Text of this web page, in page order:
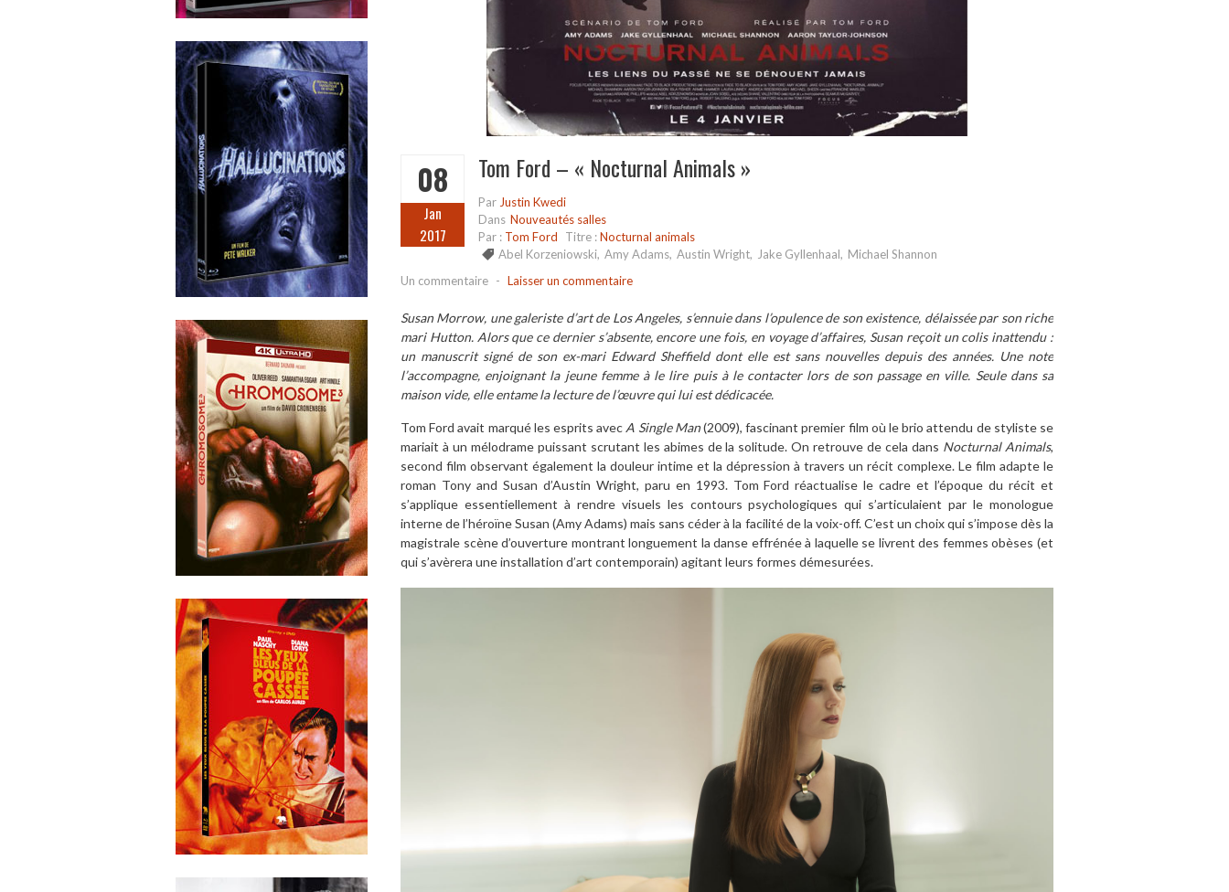
08
Jan
2017
Tom Ford – « Nocturnal Animals »
Par Justin Kwedi
Dans Nouveautés salles
Par : Tom Ford Titre :Nocturnal animals
Abel Korzeniowski, Amy Adams, Austin Wright, Jake Gyllenhaal, Michael Shannon
Un commentaire - Laisser un commentaire
Susan Morrow, une galeriste d’art de Los Angeles, s’ennuie dans l’opulence de son existence, délaissée par son riche
mari Hutton. Alors que ce dernier s’absente, encore une fois, en voyage d’affaires, Susan reçoit un colis inattendu :
un manuscrit signé de son ex-mari Edward Sheffield dont elle est sans nouvelles depuis des années. Une note
l’accompagne, enjoignant la jeune femme à le lire puis à le contacter lors de son passage en ville. Seule dans sa
maison vide, elle entame la lecture de l’œuvre qui lui est dédicacée.
Tom Ford avait marqué les esprits avec A Single Man(2009), fascinant premier film où le brio attendu de styliste se
mariait à un mélodrame puissant scrutant les abimes de la solitude. On retrouve de cela dans Nocturnal Animals,
second film observant également la douleur intime et la dépression à travers un récit complexe. Le film adapte le
roman Tony and Susan d’Austin Wright, paru en 1993. Tom Ford réactualise le cadre et l’époque du récit et
s’applique essentiellement à rendre visuels les contours psychologiques qui s’articulaient par le monologue
interne de l’héroïne Susan (Amy Adams) mais sans céder à la facilité de la voix-off. C’est un choix qui s’impose dès la
magistrale scène d’ouverture montrant longuement la danse effrénée à laquelle se livrent des femmes obèses (et
qui s’avèrera une installation d’art contemporain) agitant leurs formes démesurées.